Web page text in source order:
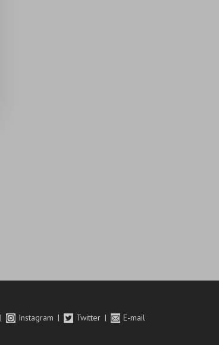
Instagram Twitter E-mail